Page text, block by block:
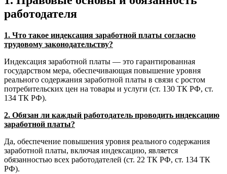
работодателя
1. Что такое индексация заработной платы согласно
трудовому законодательству?
Индексация заработной платы — это гарантированная
государством мера, обеспечивающая повышение уровня
реального содержания заработной платы в связи с ростом
потребительских цен на товары и услуги (ст. 130 ТК РФ, ст.
134 ТК РФ).
2. Обязан ли каждый работодатель проводить индексацию
заработной платы?
Да, обеспечение повышения уровня реального содержания
заработной платы, включая индексацию, является
обязанностью всех работодателей (ст. 22 ТК РФ, ст. 134 ТК
РФ).